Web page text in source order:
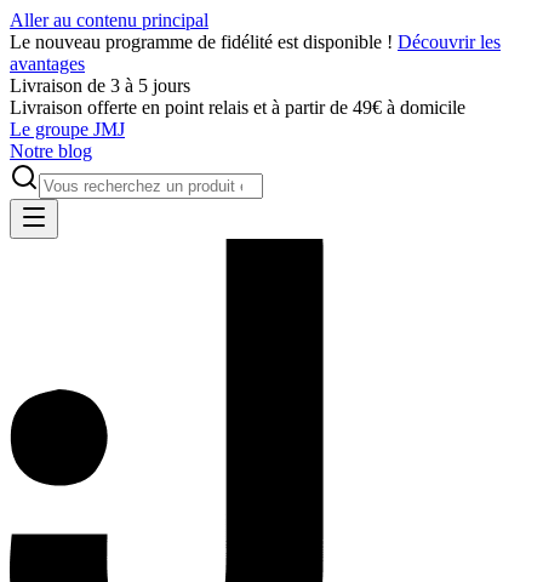
Aller au contenu principal
Le nouveau programme de fidélité est disponible ! Découvrir les
avantages
Livraison de 3 à 5 jours
Livraison offerte en point relais et à partir de 49€ à domicile
Le groupe JMJ
Notre blog